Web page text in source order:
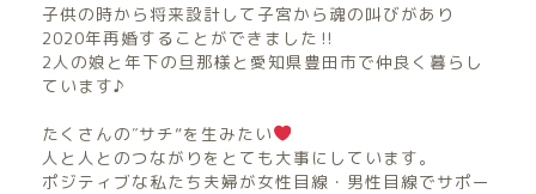
子供の時から将来設計して子宮から魂の叫びがあり
2020年再婚することができました‼︎
2人の娘と年下の旦那様と愛知県豊田市で仲良く暮らし
ています♪
たくさんの″サチ”を生みたい
人と人とのつながりをとても大事にしています。
ポジティブな私たち夫婦が女性目線・男性目線でサポー